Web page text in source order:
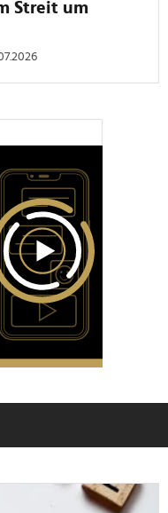
ihnen bereitgestellt
Nutzung der Dienste
Streit um